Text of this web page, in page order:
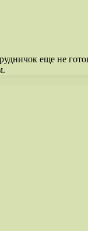
еще не